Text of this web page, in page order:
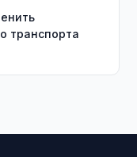
транспорта